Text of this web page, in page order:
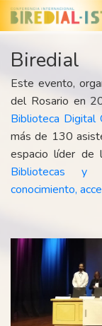
Biredial
Este evento,
del Rosario en
Biblioteca Digital
más de 130
espacio líder de
Bibliotecas y
conocimiento,